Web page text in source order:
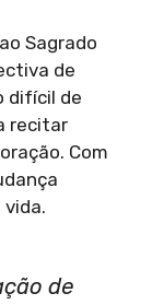
Sagrado
de
difícil de
recitar
Com
de